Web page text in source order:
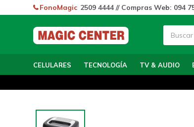
CELULARES TECNOLOGÍA TV & AUDIO
FonoMagic 2509 4444 // Compras Web: 094